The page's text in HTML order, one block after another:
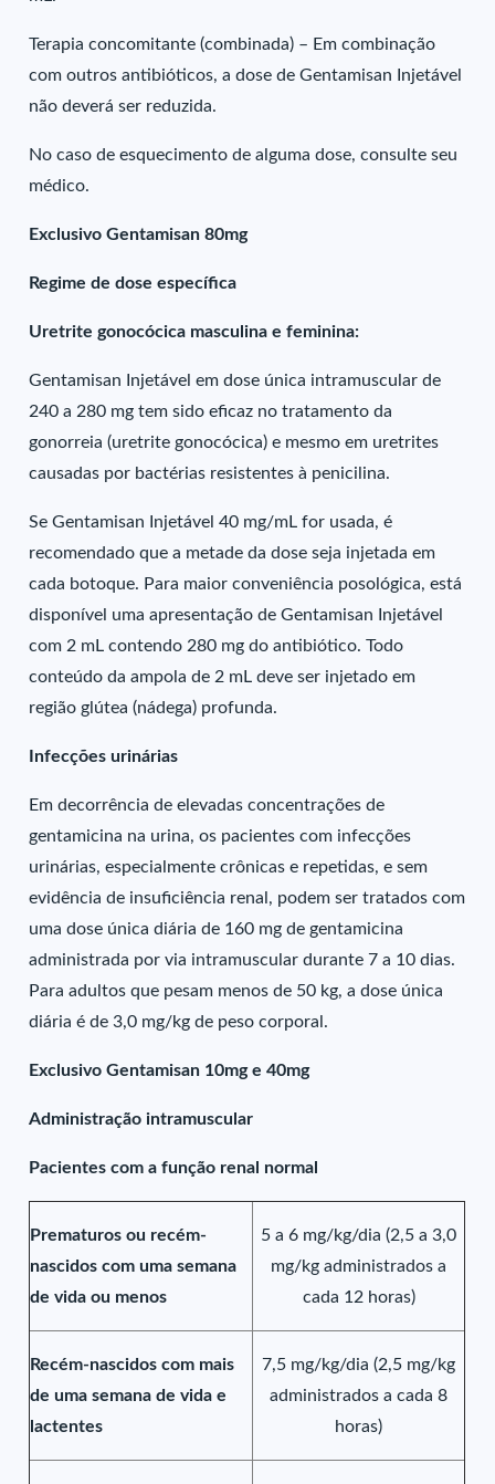
Terapia concomitante (combinada) – Em combinação
com outros antibióticos, a dose de Gentamisan Injetável
não deverá ser reduzida.
No caso de esquecimento de alguma dose, consulte seu
médico.
Exclusivo Gentamisan 80mg
Regime de dose específica
Uretrite gonocócica masculina e feminina:
Gentamisan Injetável em dose única intramuscular de
240 a 280 mg tem sido eficaz no tratamento da
gonorreia (uretrite gonocócica) e mesmo em uretrites
causadas por bactérias resistentes à penicilina.
Se Gentamisan Injetável 40 mg/mL for usada, é
recomendado que a metade da dose seja injetada em
cada botoque. Para maior conveniência posológica, está
disponível uma apresentação de Gentamisan Injetável
com 2 mL contendo 280 mg do antibiótico. Todo
conteúdo da ampola de 2 mL deve ser injetado em
região glútea (nádega) profunda.
Infecções urinárias
Em decorrência de elevadas concentrações de
gentamicina na urina, os pacientes com infecções
urinárias, especialmente crônicas e repetidas, e sem
evidência de insuficiência renal, podem ser tratados com
uma dose única diária de 160 mg de gentamicina
administrada por via intramuscular durante 7 a 10 dias.
Para adultos que pesam menos de 50 kg, a dose única
diária é de 3,0 mg/kg de peso corporal.
Exclusivo Gentamisan 10mg e 40mg
Administração intramuscular
Pacientes com a função renal normal
Prematuros ou recém-
nascidos com uma semana
de vida ou menos
5 a 6 mg/kg/dia (2,5 a 3,0
mg/kg administrados a
cada 12 horas)
Recém-nascidos com mais
de uma semana de vida e
lactentes
7,5 mg/kg/dia (2,5 mg/kg
administrados a cada 8
horas)